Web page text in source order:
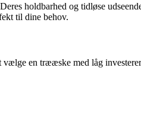
holdbarhed og tidløse
til dine behov.
en trææske med låg